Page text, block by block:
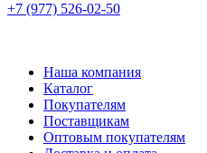
+7 (977) 526-02-50
Наша компания
Каталог
Покупателям
Поставщикам
Оптовым покупателям